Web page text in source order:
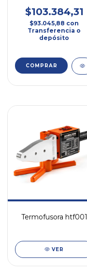
$103.384,31
$93.045,88 con
Transferencia o
depósito
Termofusora htf001
VER